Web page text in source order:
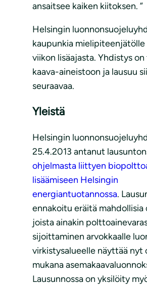
ansaitsee kaiken kiitoksen. ”
Helsingin
kaupunkia
viikon lisäajasta. Yhdistys
kaava-aineistoon ja lausuu
seuraavaa.
Yleistä
Helsingin
25.4.2013 antanut
ohjelmasta liittyen
lisäämiseen Helsingin
energiantuotannossa.
ennakoitu eräitä mahdollisia
joista ainakin
sijoittaminen arvokkaalle
virkistysalueelle näyttää nyt
mukana
Lausunnossa on yksilöity